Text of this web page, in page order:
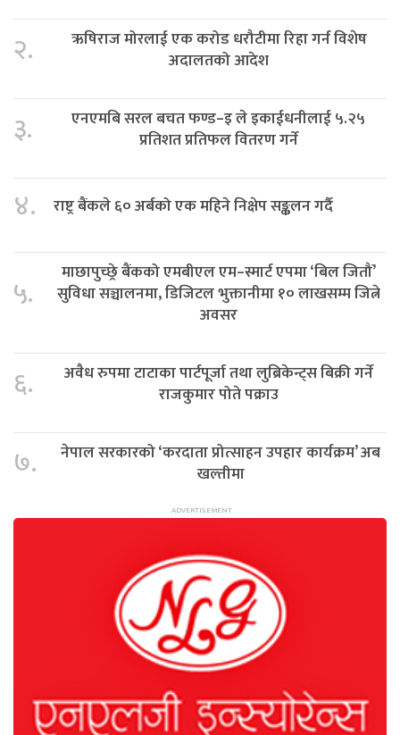
२.
ऋषिराज मोरलाई एक करोड धरौटीमा रिहा गर्न विशेष
अदालतको आदेश
३.
एनएमबि सरल बचत फण्ड–इ ले इकाईधनीलाई ५.२५
प्रतिशत प्रतिफल वितरण गर्ने
४. राष्ट्र बैंकले ६० अर्बको एक महिने निक्षेप सङ्कलन गर्दै
५.
माछापुच्छ्रे बैंकको एमबीएल एम–स्मार्ट एपमा ‘बिल जितौं’
सुविधा सञ्चालनमा, डिजिटल भुक्तानीमा १० लाखसम्म जित्ने
अवसर
६.
अवैध रुपमा टाटाका पार्टपूर्जा तथा लुब्रिकेन्ट्स बिक्री गर्ने
राजकुमार पोते पक्राउ
७.
नेपाल सरकारको ‘करदाता प्रोत्साहन उपहार कार्यक्रम’ अब
खल्तीमा